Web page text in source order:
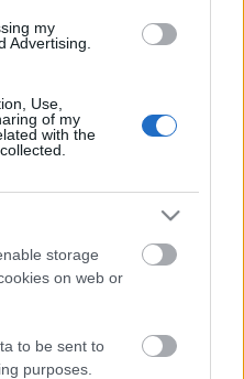
my
Advertising.
Use,
of my
with the
storage
on web or
to be sent to
purposes.
csatár
ott érezheti magát a
mivel Képes Gábor
videóval jelentkezett be
nomen est omen -
tárlatvezetést. A
tudományi Társaság